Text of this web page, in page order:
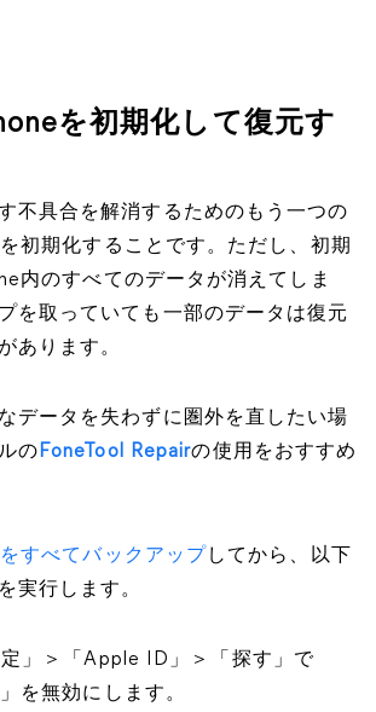
を初期化して復元す
不具合を解消するためのもう一つの
初期化することです。ただし、初期
内のすべてのデータが消えてしま
を取っていても一部のデータは復元
あります。
データを失わずに圏外を直したい場
の FoneTool Repairの使用をおすすめ
すべてバックアップ してから、以下
実行します。
定」＞「Apple ID」＞「探す」で
を無効にします。